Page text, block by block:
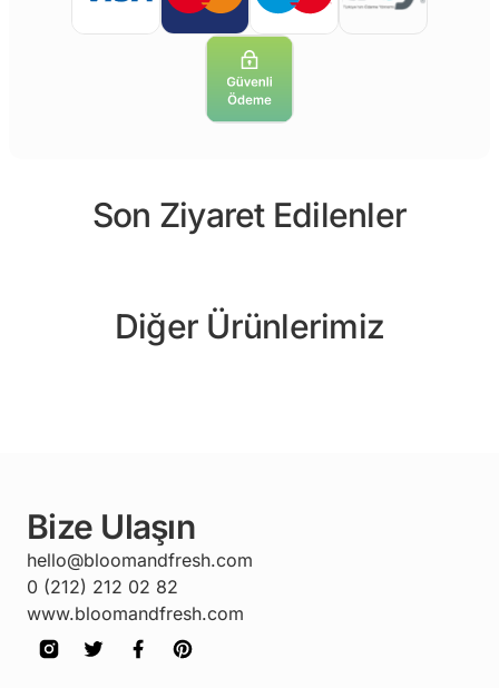
Son Ziyaret Edilenler
Diğer Ürünlerimiz
Bize Ulaşın
hello@bloomandfresh.com
0 (212) 212 02 82
www.bloomandfresh.com